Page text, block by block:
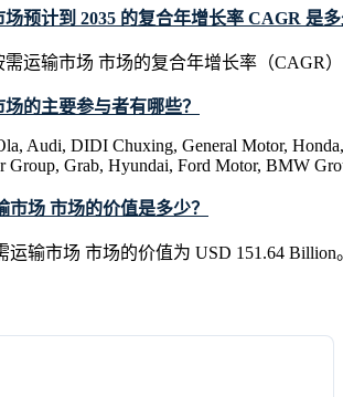
预计到 2035 的复合年增长率 CAGR 是
需运输市场 市场的复合年增长率（CAGR
的主要参与者有哪些？
Audi, DIDI Chuxing, General Motor,
Group, Grab, Hyundai, Ford Motor, BMW
市场 市场的价值是多少？
运输市场 市场的价值为 USD 151.64 Billion